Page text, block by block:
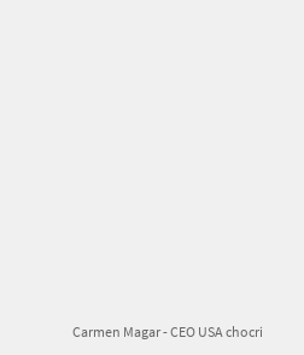
Carmen Magar - CEO USA chocri